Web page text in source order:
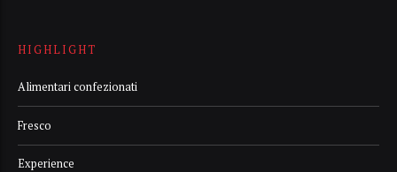
HIGHLIGHT
Alimentari confezionati
Fresco
Experience